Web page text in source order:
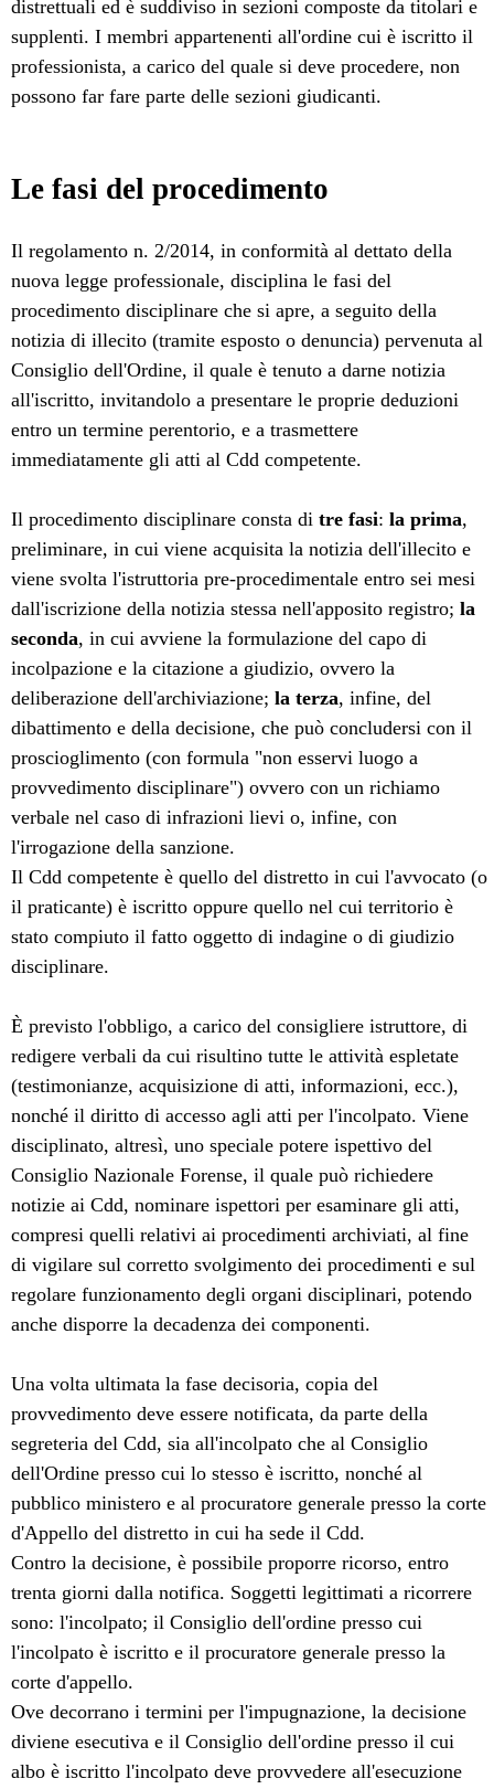
distrettuali ed è suddiviso in sezioni composte da titolari e
supplenti. I membri appartenenti all'ordine cui è iscritto il
professionista, a carico del quale si deve procedere, non
possono far fare parte delle sezioni giudicanti.
Le fasi del procedimento
Il regolamento n. 2/2014, in conformità al dettato della
nuova legge professionale, disciplina le fasi del
procedimento disciplinare che si apre, a seguito della
notizia di illecito (tramite esposto o denuncia) pervenuta al
Consiglio dell'Ordine, il quale è tenuto a darne notizia
all'iscritto, invitandolo a presentare le proprie deduzioni
entro un termine perentorio, e a trasmettere
immediatamente gli atti al Cdd competente.
Il procedimento disciplinare consta ditre fasi:la prima,
preliminare, in cui viene acquisita la notizia dell'illecito e
viene svolta l'istruttoria pre-procedimentale entro sei mesi
dall'iscrizione della notizia stessa nell'apposito registro;la
seconda, in cui avviene la formulazione del capo di
incolpazione e la citazione a giudizio, ovvero la
deliberazione dell'archiviazione;la terza, infine, del
dibattimento e della decisione, che può concludersi con il
proscioglimento (con formula "non esservi luogo a
provvedimento disciplinare") ovvero con un richiamo
verbale nel caso di infrazioni lievi o, infine, con
l'irrogazione della sanzione.
Il Cdd competente è quello del distretto in cui l'avvocato (o
il praticante) è iscritto oppure quello nel cui territorio è
stato compiuto il fatto oggetto di indagine o di giudizio
disciplinare.
È previsto l'obbligo, a carico del consigliere istruttore, di
redigere verbali da cui risultino tutte le attività espletate
(testimonianze, acquisizione di atti, informazioni, ecc.),
nonché il diritto di accesso agli atti per l'incolpato. Viene
disciplinato, altresì, uno speciale potere ispettivo del
Consiglio Nazionale Forense, il quale può richiedere
notizie ai Cdd, nominare ispettori per esaminare gli atti,
compresi quelli relativi ai procedimenti archiviati, al fine
di vigilare sul corretto svolgimento dei procedimenti e sul
regolare funzionamento degli organi disciplinari, potendo
anche disporre la decadenza dei componenti.
Una volta ultimata la fase decisoria, copia del
provvedimento deve essere notificata, da parte della
segreteria del Cdd, sia all'incolpato che al Consiglio
dell'Ordine presso cui lo stesso è iscritto, nonché al
pubblico ministero e al procuratore generale presso la corte
d'Appello del distretto in cui ha sede il Cdd.
Contro la decisione, è possibile proporre ricorso, entro
trenta giorni dalla notifica. Soggetti legittimati a ricorrere
sono: l'incolpato; il Consiglio dell'ordine presso cui
l'incolpato è iscritto e il procuratore generale presso la
corte d'appello.
Ove decorrano i termini per l'impugnazione, la decisione
diviene esecutiva e il Consiglio dell'ordine presso il cui
albo è iscritto l'incolpato deve provvedere all'esecuzione